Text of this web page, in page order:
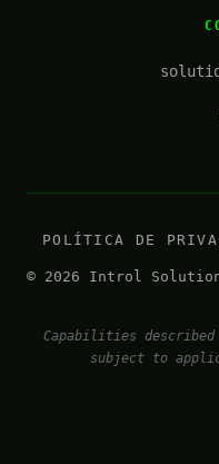
POLÍTICA DE
© 2026 Introl
Capabilities described
subject to